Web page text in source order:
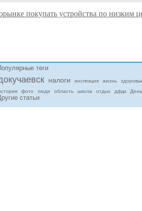
покупать устройства по низким
теги
налоги инспекция жизнь здоровье
фото люди область школа отдых дфдк
статьи